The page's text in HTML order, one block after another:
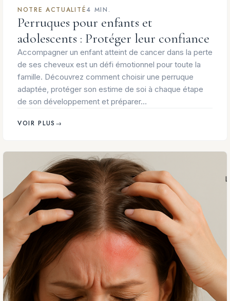
NOTRE ACTUALITÉ4 MIN.
Perruques pour enfants et
adolescents : Protéger leur confiance
Accompagner un enfant atteint de cancer dans la perte
de ses cheveux est un défi émotionnel pour toute la
famille. Découvrez comment choisir une perruque
adaptée, protéger son estime de soi à chaque étape
de son développement et préparer…
VOIR PLUS →